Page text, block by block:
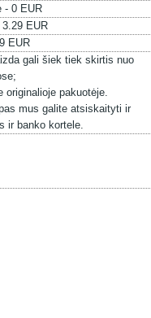
- 0 EUR
EUR
EUR
gali šiek tiek skirtis nuo
originalioje pakuotėje.
mus galite atsiskaityti ir
ir banko kortele.